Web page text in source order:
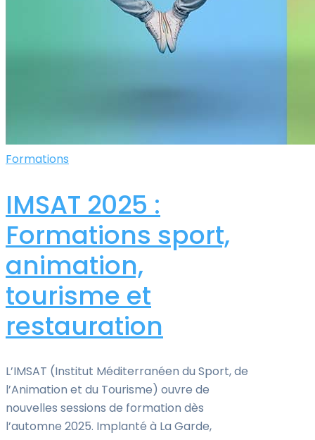
Formations
IMSAT 2025 :
Formations sport,
animation,
tourisme et
restauration
L’IMSAT (Institut Méditerranéen du Sport, de
l’Animation et du Tourisme) ouvre de
nouvelles sessions de formation dès
l’automne 2025. Implanté à La Garde,